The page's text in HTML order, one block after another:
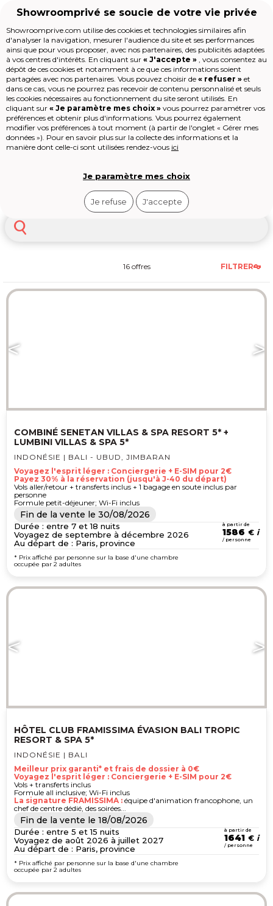
Accueil
Les jours de la Maison
Mode
Voyages
Enfant
Beauté
Sport
Loisirs
Shop-it
Voyages Séjour Séjour Asie Séjour Indonésie
Voyage Indonesie
L’Indonésie est l’un des archipels les
plus fascinants de la planète : plus de 17
000 îles s’étirant sur 5 000 kilomètres
entre l’océan Indien et le Pacifique,
abritant la troisième plus grande forêt
tropicale du monde, des volcans actifs,
de la planète et une mosaïque de
d’une diversité incomparable. Un
voyage en Indonésie, c’est choisir
les plages immaculées des îles Gili ou
Voir plus
Bali
16 offres FILTRER
COMBINÉ SENETAN VILLAS & SPA RESORT 5* +
LUMBINI VILLAS & SPA 5*
INDONÉSIE | BALI - UBUD, JIMBARAN
Voyagez l'esprit léger : Conciergerie + E-SIM pour 2€
Payez 30% à la réservation (jusqu'à J-40 du départ)
Vols aller/retour + transferts inclus + 1 bagage en soute inclus par
personne
Formule petit-déjeuner; Wi-Fi inclus
Fin de la vente le 30/08/2026
Durée : entre 7 et 18 nuits
Voyagez de septembre à décembre 2026
Au départ de : Paris, province
à partir de
1586 €
/ personne
* Prix affiché par personne sur la base d'une chambre
occupée par 2 adultes
HÔTEL CLUB FRAMISSIMA ÉVASION BALI TROPIC
RESORT & SPA 5*
INDONÉSIE | BALI
Meilleur prix garanti* et frais de dossier à 0€
Voyagez l'esprit léger : Conciergerie + E-SIM pour 2€
Vols + transferts inclus
Formule all inclusive; Wi-Fi inclus
La signature FRAMISSIMA : équipe d'animation francophone, un
chef de centre dédié, des soirées...
Fin de la vente le 18/08/2026
Durée : entre 5 et 15 nuits
Voyagez de août 2026 à juillet 2027
Au départ de : Paris, province
à partir de
1641 €
/ personne
* Prix affiché par personne sur la base d'une chambre
occupée par 2 adultes
Showroomprivé se soucie de votre vie privée
Showroomprive.com utilise des cookies et technologies similaires afin
d'analyser la navigation, mesurer l'audience du site et ses performances
ainsi que pour vous proposer, avec nos partenaires, des publicités adaptées
à vos centres d'intérêts. En cliquant sur « J'accepte » , vous consentez au
dépôt de ces cookies et notamment à ce que ces informations soient
partagées avec nos partenaires. Vous pouvez choisir de « refuser » et
dans ce cas, vous ne pourrez pas recevoir de contenu personnalisé et seuls
les cookies nécessaires au fonctionnement du site seront utilisés. En
cliquant sur « Je paramètre mes choix » vous pourrez paramétrer vos
préférences et obtenir plus d'informations. Vous pourrez également
modifier vos préférences à tout moment (à partir de l'onglet « Gérer mes
données »). Pour en savoir plus sur la collecte des informations et la
manière dont celle-ci sont utilisées rendez-vous ici
Je paramètre mes choix
Je refuse J'accepte